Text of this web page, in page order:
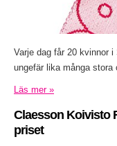
Varje dag får 20 kvinnor
ungefär lika många
Läs mer »
Claesson Koivisto
priset